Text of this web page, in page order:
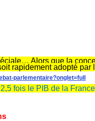
Alors que la
rapidement adopté par
parlementaire?onglet=full
fois le PIB de la